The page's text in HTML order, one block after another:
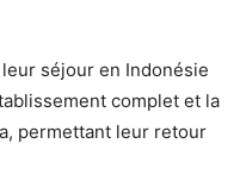
séjour en Indonésie
complet et la
permettant leur retour